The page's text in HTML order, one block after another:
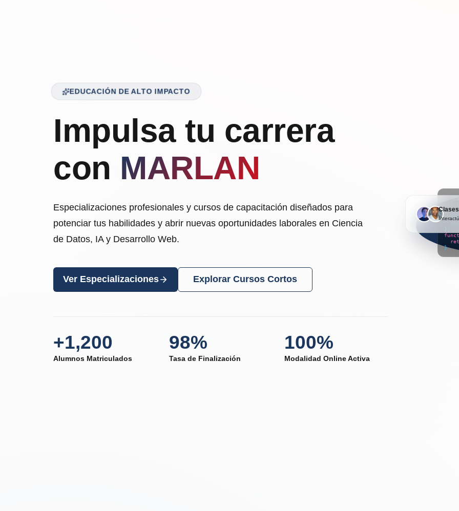
EDUCACIÓN DE ALTO IMPACTO
Impulsa tu carrera
con MARLAN
Especializaciones profesionales y cursos de capacitación diseñados para
potenciar tus habilidades y abrir nuevas oportunidades laborales en Ciencia
de Datos, IA y Desarrollo Web.
Ver Especializaciones Explorar Cursos Cortos
+1,200
Alumnos Matriculados
98%
Tasa de Finalización
100%
Modalidad Online Activa
//
}